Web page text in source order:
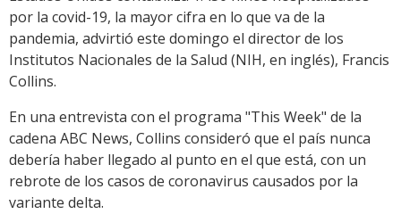
por la covid-19, la mayor cifra en lo que va de la
pandemia, advirtió este domingo el director de los
Institutos Nacionales de la Salud (NIH, en inglés), Francis
Collins.
En una entrevista con el programa "This Week" de la
cadena ABC News, Collins consideró que el país nunca
debería haber llegado al punto en el que está, con un
rebrote de los casos de coronavirus causados por la
variante delta.